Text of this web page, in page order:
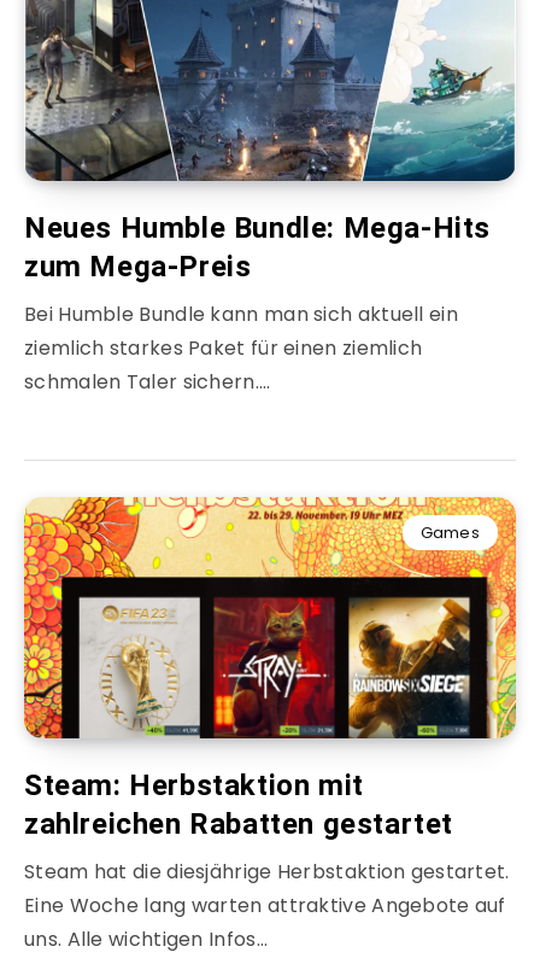
Neues Humble Bundle: Mega-Hits
zum Mega-Preis
Bei Humble Bundle kann man sich aktuell ein
ziemlich starkes Paket für einen ziemlich
schmalen Taler sichern….
Games
Steam: Herbstaktion mit
zahlreichen Rabatten gestartet
Steam hat die diesjährige Herbstaktion gestartet.
Eine Woche lang warten attraktive Angebote auf
uns. Alle wichtigen Infos…